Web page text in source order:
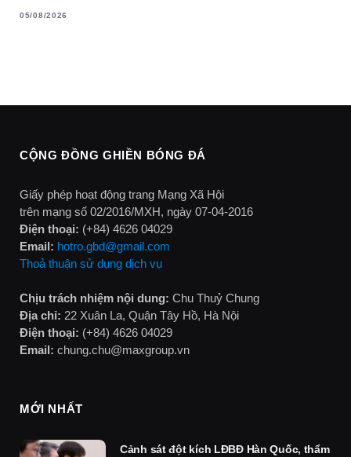
05/08/2026
CỘNG ĐỒNG GHIỀN BÓNG ĐÁ
Giấy phép hoạt động trang Mạng Xã Hội
trên mạng số 02/2016/MXH, ngày 07-04-2016
Điện thoại: (+84) 4626 04029
Email: hotro.gbd@gmail.com
Thoả thuận sử dụng dịch vụ
Chịu trách nhiệm nội dung: Chu Thuỷ Chung
Địa chỉ: 22 Xuân La, Quận Tây Hồ, Hà Nội
Điện thoại: (+84) 4626 04029
Email: chung.chu@maxgroup.vn
MỚI NHẤT
Cảnh sát đột kích LĐBĐ Hàn Quốc, thẩm